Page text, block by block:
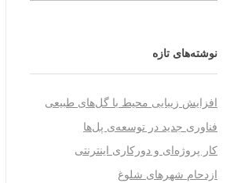
نوشته‌های تازه
افزایش زیبایی محیط با گل‌های طبیعی
فناوری جدید در توسعه‌ی پل‌ها
کار پروژه‌ای و دورکاری اینترنتی
ازدحام شهرهای شلوغ